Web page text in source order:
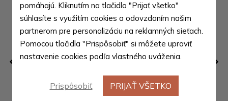
pomáhajú. Kliknutím na tlačidlo "Prijať všetko"
súhlasíte s využitím cookies a odovzdaním našim
partnerom pre personalizáciu na reklamných sieťach.
Pomocou tlačidla "Prispôsobiť" si môžete upraviť
nastavenie cookies podľa vlastného uváženia.
Prispôsobiť PRIJAŤ VŠETKO